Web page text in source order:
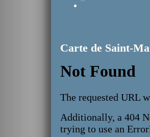
Carte de Saint-